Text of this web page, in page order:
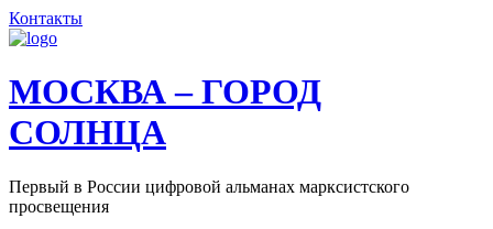
Контакты
МОСКВА – ГОРОД
СОЛНЦА
Первый в России цифровой альманах марксистского
просвещения